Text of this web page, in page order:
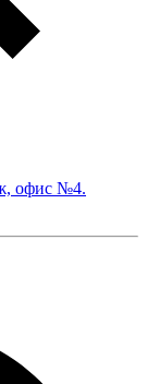
офис №4.